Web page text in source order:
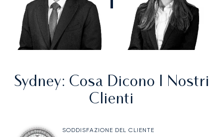
Sydney: Cosa Dicono I Nostri
Clienti
SODDISFAZIONE DEL CLIENTE